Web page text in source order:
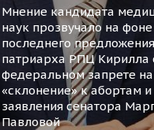
Мнение кандидата
наук прозвучало на фоне
последнего предложения
патриарха РПЦ Кирилла
федеральном запрете на
«склонение» к абортам и
заявления сенатора
Павловой